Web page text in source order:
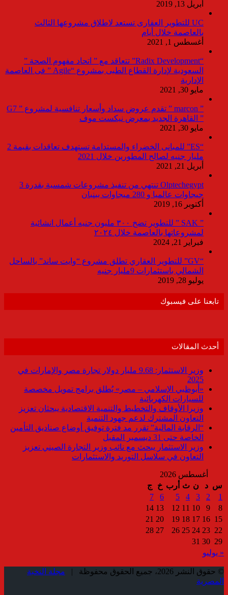
أبريل 13, 2019
UC للتطوير العقارى تستعد لاطلاق مشروعها الثالث
بالعاصمة خلال أيام
أغسطس 1, 2021
“Radix Development” تتعاقد مع ” اتحاد مفهوم الصحة ”
السعودية لإدارة القطاع الطبى بمشروع “Agile ” فى العاصمة
الإدارية
مايو 30, 2021
” marcon ” تقدم عروض سداد وأسعار تنافسية لمشروع ” G7
” القاهرة الجديد بمعرض نيكست موف
مايو 30, 2021
“ES” للمبانى الخضراء والمستدامة تستهدف تعاقدات بقيمة 2
مليار جنيه لصالح المطورين خلال 2021
أبريل 21, 2021
Olptechegypt تنتهي من تنفيذ مشروعات شمسية بقدرة 3
جيجاوات عالميا و 280 ميجاوات ببنبان
أكتوبر 16, 2019
” SAK ” للتطوير تضخ ٣٠٠ مليون جنيه أعمال انشائية
لمشروعاتها بالعاصمة خلال ٢٠٢٤
فبراير 21, 2024
“GV” للتطوير العقاري تطلق مشروع “وايت ساند” بالساحل
الشمالي باستثمارات 9مليار جنيه
يوليو 28, 2019
تابعنا على فيسبوك
أحدث المقالات
وزير الاستثمار: 9.68 مليار دولار تجارة مصر والإمارات في
2025
«أبوظبي الإسلامي – مصر» يُطلق برامج تمويل مخصصة
للسيارات الكهربائية
وزيرا الأوقاف والتخطيط والتنمية الاقتصادية يبحثان تعزيز
التعاون المشترك لدعم جهود التنمية
“الرقابة المالية” تقرر مد فترة توفيق أوضاع صناديق التأمين
الخاصة حتى 31 ديسمبر المقبل
وزير الاستثمار يبحث مع نائب وزير التجارة الصيني تعزيز
التعاون في سلاسل التوريد والاستثمارات
أغسطس 2026
س د ن ث أرب خ
ج
1
2
3
4
5
6
7
8
9
10
11
12
13
14
15
16
17
18
19
20
21
22
23
24
25
26
27
28
29
30
31
« يوليو
© حقوق النشر 2026، جميع الحقوق محفوظة |
مجلة النخبة
المصرية